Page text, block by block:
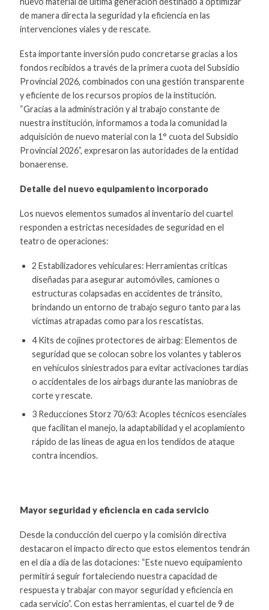
de manera directa la seguridad y la eficiencia en las
intervenciones viales y de rescate.
Esta importante inversión pudo concretarse gracias a los
fondos recibidos a través de la primera cuota del Subsidio
Provincial 2026, combinados con una gestión transparente
y eficiente de los recursos propios de la institución.
“Gracias a la administración y al trabajo constante de
nuestra institución, informamos a toda la comunidad la
adquisición de nuevo material con la 1° cuota del Subsidio
Provincial 2026”, expresaron las autoridades de la entidad
bonaerense.
Detalle del nuevo equipamiento incorporado
Los nuevos elementos sumados al inventario del cuartel
responden a estrictas necesidades de seguridad en el
teatro de operaciones:
2 Estabilizadores vehiculares: Herramientas críticas
diseñadas para asegurar automóviles, camiones o
estructuras colapsadas en accidentes de tránsito,
brindando un entorno de trabajo seguro tanto para las
víctimas atrapadas como para los rescatistas.
4 Kits de cojines protectores de airbag: Elementos de
seguridad que se colocan sobre los volantes y tableros
en vehículos siniestrados para evitar activaciones tardías
o accidentales de los airbags durante las maniobras de
corte y rescate.
3 Reducciones Storz 70/63: Acoples técnicos esenciales
que facilitan el manejo, la adaptabilidad y el acoplamiento
rápido de las líneas de agua en los tendidos de ataque
contra incendios.
Mayor seguridad y eficiencia en cada servicio
Desde la conducción del cuerpo y la comisión directiva
destacaron el impacto directo que estos elementos tendrán
en el día a día de las dotaciones: “Este nuevo equipamiento
permitirá seguir fortaleciendo nuestra capacidad de
respuesta y trabajar con mayor seguridad y eficiencia en
cada servicio”. Con estas herramientas, el cuartel de 9 de